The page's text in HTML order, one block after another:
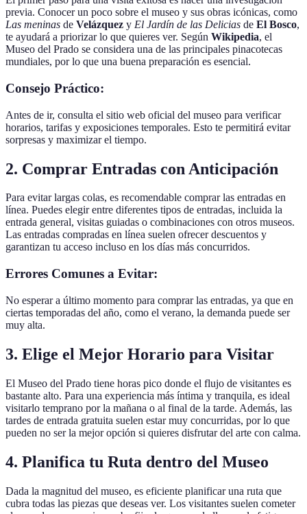
previa. Conocer un poco sobre el museo y sus obras icónicas, como
Las meninas de Velázquez y El Jardín de las Delicias de El Bosco,
te ayudará a priorizar lo que quieres ver. Según Wikipedia, el
Museo del Prado se considera una de las principales pinacotecas
mundiales, por lo que una buena preparación es esencial.
Consejo Práctico:
Antes de ir, consulta el sitio web oficial del museo para verificar
horarios, tarifas y exposiciones temporales. Esto te permitirá evitar
sorpresas y maximizar el tiempo.
2. Comprar Entradas con Anticipación
Para evitar largas colas, es recomendable comprar las entradas en
línea. Puedes elegir entre diferentes tipos de entradas, incluida la
entrada general, visitas guiadas o combinaciones con otros museos.
Las entradas compradas en línea suelen ofrecer descuentos y
garantizan tu acceso incluso en los días más concurridos.
Errores Comunes a Evitar:
No esperar a último momento para comprar las entradas, ya que en
ciertas temporadas del año, como el verano, la demanda puede ser
muy alta.
3. Elige el Mejor Horario para Visitar
El Museo del Prado tiene horas pico donde el flujo de visitantes es
bastante alto. Para una experiencia más íntima y tranquila, es ideal
visitarlo temprano por la mañana o al final de la tarde. Además, las
tardes de entrada gratuita suelen estar muy concurridas, por lo que
pueden no ser la mejor opción si quieres disfrutar del arte con calma.
4. Planifica tu Ruta dentro del Museo
Dada la magnitud del museo, es eficiente planificar una ruta que
cubra todas las piezas que deseas ver. Los visitantes suelen cometer